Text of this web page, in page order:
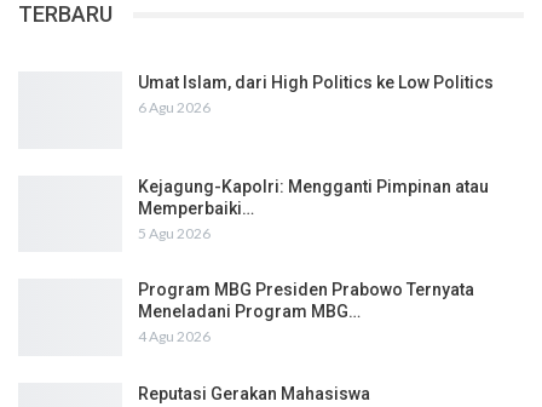
TERBARU
Umat Islam, dari High Politics ke Low Politics
6 Agu 2026
Kejagung-Kapolri: Mengganti Pimpinan atau
Memperbaiki…
5 Agu 2026
Program MBG Presiden Prabowo Ternyata
Meneladani Program MBG…
4 Agu 2026
Reputasi Gerakan Mahasiswa